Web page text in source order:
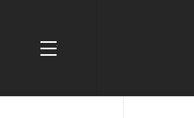
OFF CANVAS